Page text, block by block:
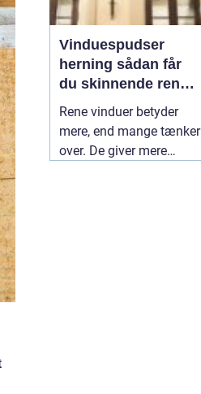
Vinduespudser
herning sådan får
du skinnende rene
ruder året rundt
Rene vinduer betyder
mere, end mange tænker
over. De giver mere